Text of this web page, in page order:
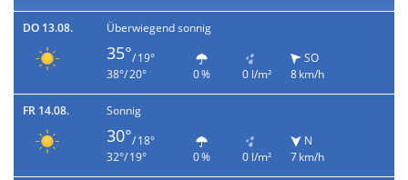
DO 13.08. Überwiegend sonnig
35°/ 19°
38°/ 20°
0 % 0 l/m²
SO
8 km/h
FR 14.08. Sonnig
30°/ 18°
32°/ 19°
0 % 0 l/m²
N
7 km/h